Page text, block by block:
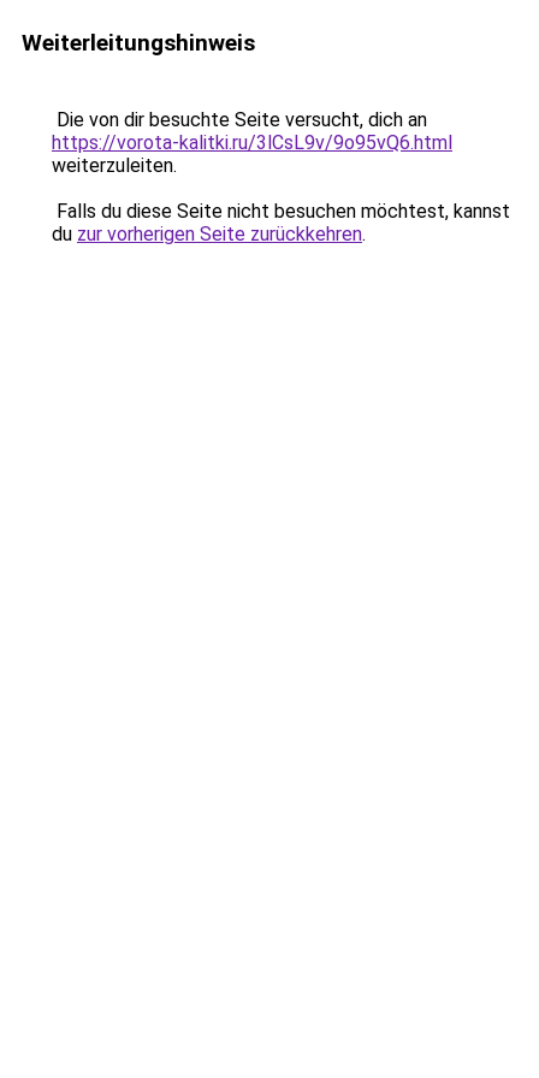
Weiterleitungshinweis
Die von dir besuchte Seite versucht, dich an
https://vorota-kalitki.ru/3lCsL9v/9o95vQ6.html
weiterzuleiten.
Falls du diese Seite nicht besuchen möchtest, kannst
du zur vorherigen Seite zurückkehren.